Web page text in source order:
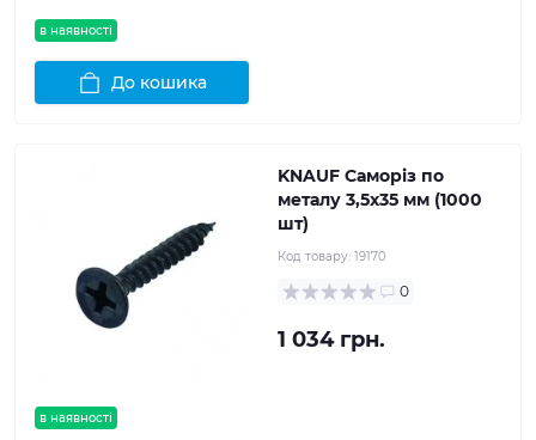
в наявності
До кошика
в наявності
KNAUF Саморіз по
металу 3,5x35 мм (1000
шт)
Код товару: 19170
0
1 034 грн.